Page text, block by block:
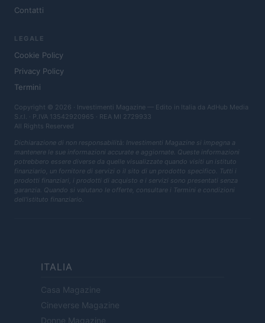
Contatti
LEGALE
Cookie Policy
Privacy Policy
Termini
Copyright © 2026 · Investimenti Magazine — Edito in Italia da AdHub Media
S.r.l. · P.IVA 13542920965 · REA MI 2729933
All Rights Reserved
Dichiarazione di non responsabilità: Investimenti Magazine si impegna a
mantenere le sue informazioni accurate e aggiornate. Queste informazioni
potrebbero essere diverse da quelle visualizzate quando visiti un istituto
finanziario, un fornitore di servizi o il sito di un prodotto specifico. Tutti i
prodotti finanziari, i prodotti di acquisto e i servizi sono presentati senza
garanzia. Quando si valutano le offerte, consultare i Termini e condizioni
dell'istituto finanziario.
ITALIA
Casa Magazine
Cineverse Magazine
Donne Magazine